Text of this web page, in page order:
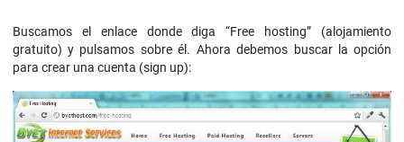
Buscamos el enlace donde diga “Free hosting” (alojamiento
gratuito) y pulsamos sobre él. Ahora debemos buscar la opción
para crear una cuenta (sign up):